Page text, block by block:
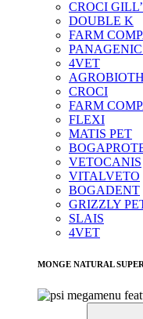
CROCI
DOUBLE K
FARM
4VET
CROCI
FARM
FLEXI
MATIS PET
VETOCANIS
VITALVETO
BOGADENT
GRIZZLY
SLAIS
4VET
MONGE NATURAL